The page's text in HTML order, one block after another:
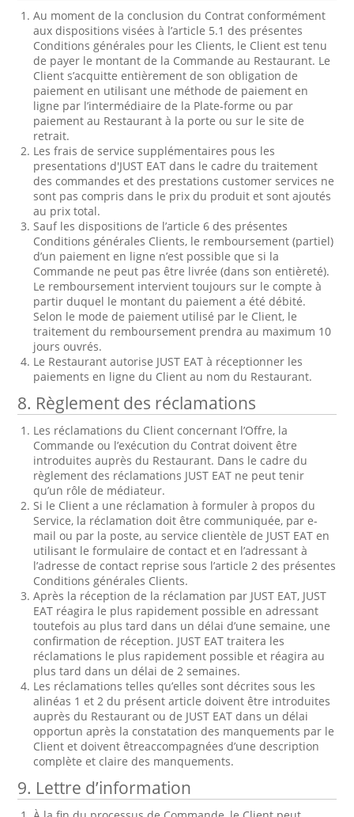
Au moment de la conclusion du Contrat conformément
aux dispositions visées à l’article 5.1 des présentes
Conditions générales pour les Clients, le Client est tenu
de payer le montant de la Commande au Restaurant. Le
Client s’acquitte entièrement de son obligation de
paiement en utilisant une méthode de paiement en
ligne par l’intermédiaire de la Plate-forme ou par
paiement au Restaurant à la porte ou sur le site de
retrait.
Les frais de service supplémentaires pous les
presentations d'JUST EAT dans le cadre du traitement
des commandes et des prestations customer services ne
sont pas compris dans le prix du produit et sont ajoutés
au prix total.
Sauf les dispositions de l’article 6 des présentes
Conditions générales Clients, le remboursement (partiel)
d’un paiement en ligne n’est possible que si la
Commande ne peut pas être livrée (dans son entièreté).
Le remboursement intervient toujours sur le compte à
partir duquel le montant du paiement a été débité.
Selon le mode de paiement utilisé par le Client, le
traitement du remboursement prendra au maximum 10
jours ouvrés.
Le Restaurant autorise JUST EAT à réceptionner les
paiements en ligne du Client au nom du Restaurant.
8. Règlement des réclamations
Les réclamations du Client concernant l’Offre, la
Commande ou l’exécution du Contrat doivent être
introduites auprès du Restaurant. Dans le cadre du
règlement des réclamations JUST EAT ne peut tenir
qu’un rôle de médiateur.
Si le Client a une réclamation à formuler à propos du
Service, la réclamation doit être communiquée, par e-
mail ou par la poste, au service clientèle de JUST EAT en
utilisant le formulaire de contact et en l’adressant à
l’adresse de contact reprise sous l’article 2 des présentes
Conditions générales Clients.
Après la réception de la réclamation par JUST EAT, JUST
EAT réagira le plus rapidement possible en adressant
toutefois au plus tard dans un délai d’une semaine, une
confirmation de réception. JUST EAT traitera les
réclamations le plus rapidement possible et réagira au
plus tard dans un délai de 2 semaines.
Les réclamations telles qu’elles sont décrites sous les
alinéas 1 et 2 du présent article doivent être introduites
auprès du Restaurant ou de JUST EAT dans un délai
opportun après la constatation des manquements par le
Client et doivent êtreaccompagnées d’une description
complète et claire des manquements.
9. Lettre d’information